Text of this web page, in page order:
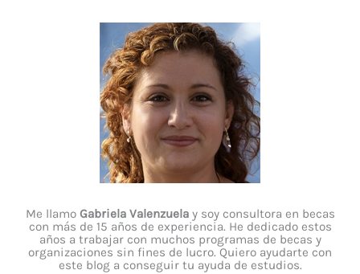
Me llamo Gabriela Valenzuelay soy consultora en becas
con más de 15 años de experiencia. He dedicado estos
años a trabajar con muchos programas de becas y
organizaciones sin fines de lucro. Quiero ayudarte con
este blog a conseguir tu ayuda de estudios.